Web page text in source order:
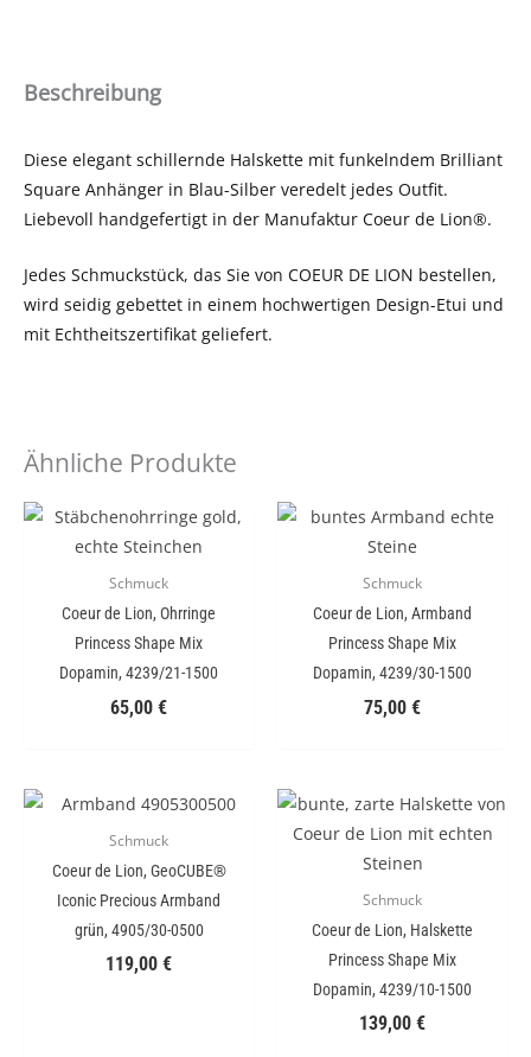
Beschreibung
Diese elegant schillernde Halskette mit funkelndem Brilliant
Square Anhänger in Blau-Silber veredelt jedes Outfit.
Liebevoll handgefertigt in der Manufaktur Coeur de Lion®.
Jedes Schmuckstück, das Sie von COEUR DE LION bestellen,
wird seidig gebettet in einem hochwertigen Design-Etui und
mit Echtheitszertifikat geliefert.
Ähnliche Produkte
Schmuck
Coeur de Lion, Ohrringe
Princess Shape Mix
Dopamin, 4239/21-1500
65,00 €
Schmuck
Coeur de Lion, Armband
Princess Shape Mix
Dopamin, 4239/30-1500
75,00 €
Schmuck
Coeur de Lion, GeoCUBE®
Iconic Precious Armband
grün, 4905/30-0500
119,00 €
Schmuck
Coeur de Lion, Halskette
Princess Shape Mix
Dopamin, 4239/10-1500
139,00 €